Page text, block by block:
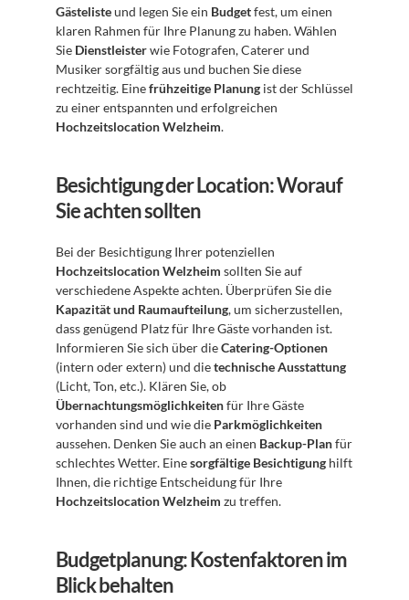
Gästeliste und legen Sie ein Budget fest, um einen
klaren Rahmen für Ihre Planung zu haben. Wählen
Sie Dienstleister wie Fotografen, Caterer und
Musiker sorgfältig aus und buchen Sie diese
rechtzeitig. Eine frühzeitige Planung ist der Schlüssel
Hochzeitslocation Welzheim.
Besichtigung der Location: Worauf
Sie achten sollten
Hochzeitslocation Welzheim sollten Sie auf
Kapazität und Raumaufteilung, um sicherzustellen,
dass genügend Platz für Ihre Gäste vorhanden ist.
Informieren Sie sich über die Catering-Optionen
(intern oder extern) und die technische Ausstattung
Übernachtungsmöglichkeiten für Ihre Gäste
vorhanden sind und wie die Parkmöglichkeiten
aussehen. Denken Sie auch an einen Backup-Plan für
schlechtes Wetter. Eine sorgfältige Besichtigung hilft
Hochzeitslocation Welzheim zu treffen.
Budgetplanung: Kostenfaktoren im
Blick behalten